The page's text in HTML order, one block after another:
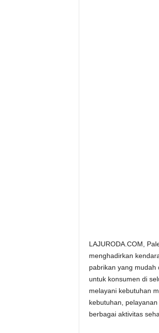
LAJURODA.COM,
menghadirkan
pabrikan yang mudah
untuk konsumen di
melayani kebutuhan
kebutuhan,
berbagai aktivitas